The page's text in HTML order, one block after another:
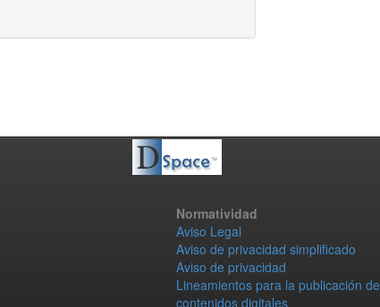
Normatividad
Aviso Legal
Aviso de privacidad simplificado
Aviso de privacidad
Lineamientos para la publicación de
contenidos digitales